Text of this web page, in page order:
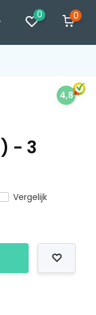
0 0
4,8
- 3
Vergelijk